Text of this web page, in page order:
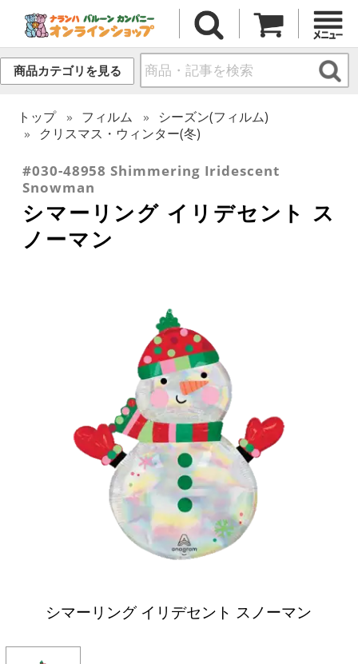
商品カテゴリを見る
トップ フィルム
シーズン(フィルム)
クリスマス・ウィンター(冬)
#030-48958 Shimmering Iridescent
Snowman
シマーリング イリデセント ス
ノーマン
シマーリング イリデセント スノーマン